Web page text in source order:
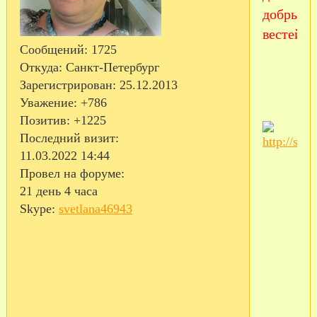
Сообщений: 1725
Откуда: Санкт-Петербург
Зарегистрирован: 25.12.2013
Уважение: +786
Позитив: +1225
Последний визит:
11.03.2022 14:44
Провел на форуме:
21 день 4 часа
Skype: svetlana46943
добрых
вестей.